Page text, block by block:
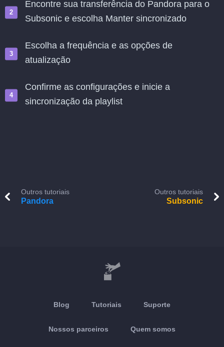
Encontre sua transferência do Pandora para o
Subsonic e escolha Manter sincronizado
Escolha a frequência e as opções de
atualização
Confirme as configurações e inicie a
sincronização da playlist
Outros tutoriais
Pandora
Outros tutoriais
Subsonic
Blog Tutoriais Suporte
Nossos parceiros Quem somos